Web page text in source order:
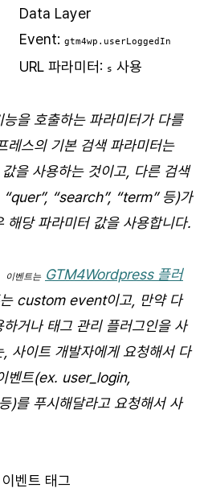
Data Layer
Event: gtm4wp.userLoggedIn
URL 파라미터: s 사용
을 호출하는 파라미터가 다를
레스의 기본 검색 파라미터는
을 사용하는 것이고, 다른 검색
“quer”, “search”, “term” 등)가
해당 파라미터 값을 사용합니다.
벤트는 GTM4Wordpress 플러
custom event이고, 만약 다
거나 태그 관리 플러그인을 사
사이트 개발자에게 요청해서 다
벤트(ex. user_login,
를 푸시해달라고 요청해서 사
벤트 태그